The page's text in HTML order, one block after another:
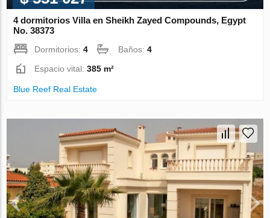
4 dormitorios Villa en Sheikh Zayed Compounds, Egypt
No. 38373
Dormitorios:4 Baños:4
Espacio vital:385 m²
Blue Reef Real Estate